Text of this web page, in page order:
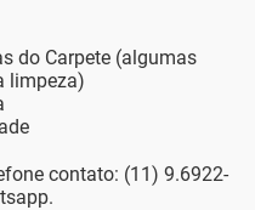
do Carpete (algumas
limpeza)
contato: (11) 9.6922-